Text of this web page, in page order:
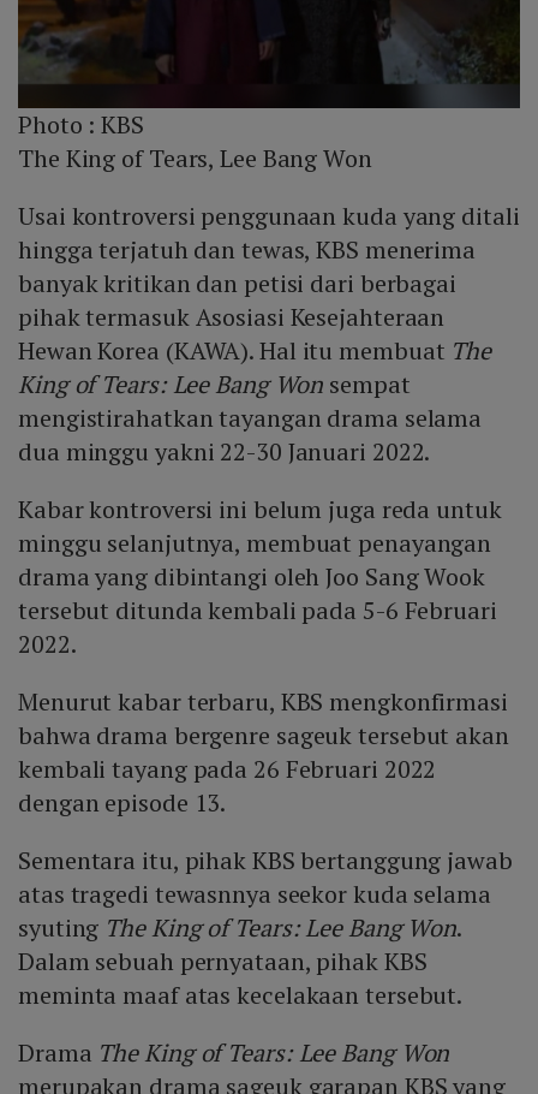
Photo :KBS
The King of Tears, Lee Bang Won
Usai kontroversi penggunaan kuda yang ditali
hingga terjatuh dan tewas, KBS menerima
banyak kritikan dan petisi dari berbagai
pihak termasuk Asosiasi Kesejahteraan
Hewan Korea (KAWA). Hal itu membuat The
King of Tears: Lee Bang Won sempat
mengistirahatkan tayangan drama selama
dua minggu yakni 22-30 Januari 2022.
Kabar kontroversi ini belum juga reda untuk
minggu selanjutnya, membuat penayangan
drama yang dibintangi oleh Joo Sang Wook
tersebut ditunda kembali pada 5-6 Februari
2022.
Menurut kabar terbaru, KBS mengkonfirmasi
bahwa drama bergenre sageuk tersebut akan
kembali tayang pada 26 Februari 2022
dengan episode 13.
Sementara itu, pihak KBS bertanggung jawab
atas tragedi tewasnnya seekor kuda selama
syuting The King of Tears: Lee Bang Won.
Dalam sebuah pernyataan, pihak KBS
meminta maaf atas kecelakaan tersebut.
Drama The King of Tears: Lee Bang Won
merupakan drama sageuk garapan KBS yang